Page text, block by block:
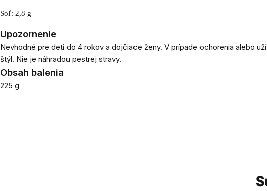
Soľ: 2,8 g
Upozornenie
Nevhodné pre deti do 4 rokov a dojčiace ženy. V prípade ochorenia alebo
štýl. Nie je náhradou pestrej stravy.
Obsah balenia
225 g